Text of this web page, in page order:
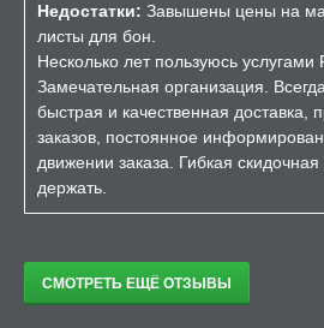
Недостатки: Завышены цены на
листы для бон.
Несколько лет пользуюсь услугами
Замечательная организация.
быстрая и качественная доставка,
заказов, постоянное
движении заказа. Гибкая
держать.
СМОТРЕТЬ ЕЩЁ ОТЗЫВЫ